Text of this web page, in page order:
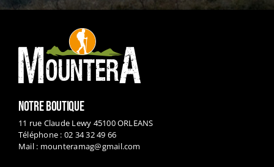
NOTRE BOUTIQUE
11 rue Claude Lewy 45100 ORLEANS
Téléphone : 02 34 32 49 66
Mail : mounteramag@gmail.com